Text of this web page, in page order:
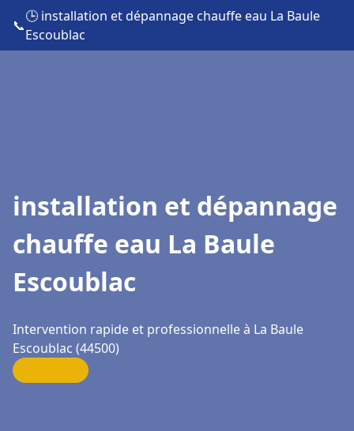
📞
🕒 installation et dépannage chauffe eau La Baule
Escoublac
installation et dépannage
chauffe eau La Baule
Escoublac
Intervention rapide et professionnelle à La Baule
Escoublac (44500)